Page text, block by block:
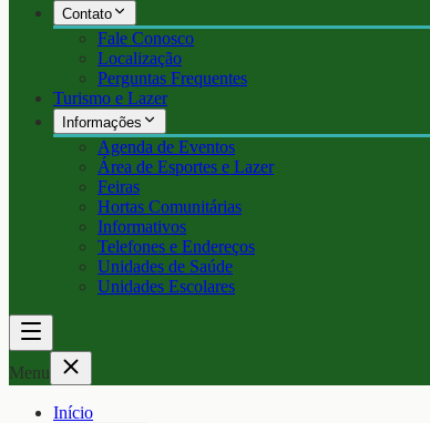
Contato
Fale Conosco
Localização
Perguntas Frequentes
Turismo e Lazer
Informações
Agenda de Eventos
Área de Esportes e Lazer
Feiras
Hortas Comunitárias
Informativos
Telefones e Endereços
Unidades de Saúde
Unidades Escolares
Menu
Início